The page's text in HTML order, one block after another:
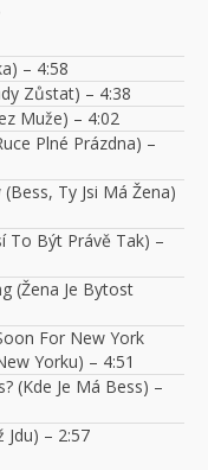
– 4:58
Zůstat) – 4:38
Muže) – 4:02
Plné Prázdna) –
Ty Jsi Má Žena)
To Být Právě Tak) –
(Žena Je Bytost
For New York
Yorku) – 4:51
(Kde Je Má Bess) –
Jdu) – 2:57